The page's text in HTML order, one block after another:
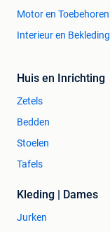
Motor en Toebehoren
Interieur en Bekleding
Huis en Inrichting
Zetels
Bedden
Stoelen
Tafels
Kleding | Dames
Jurken